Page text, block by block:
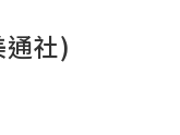
社)